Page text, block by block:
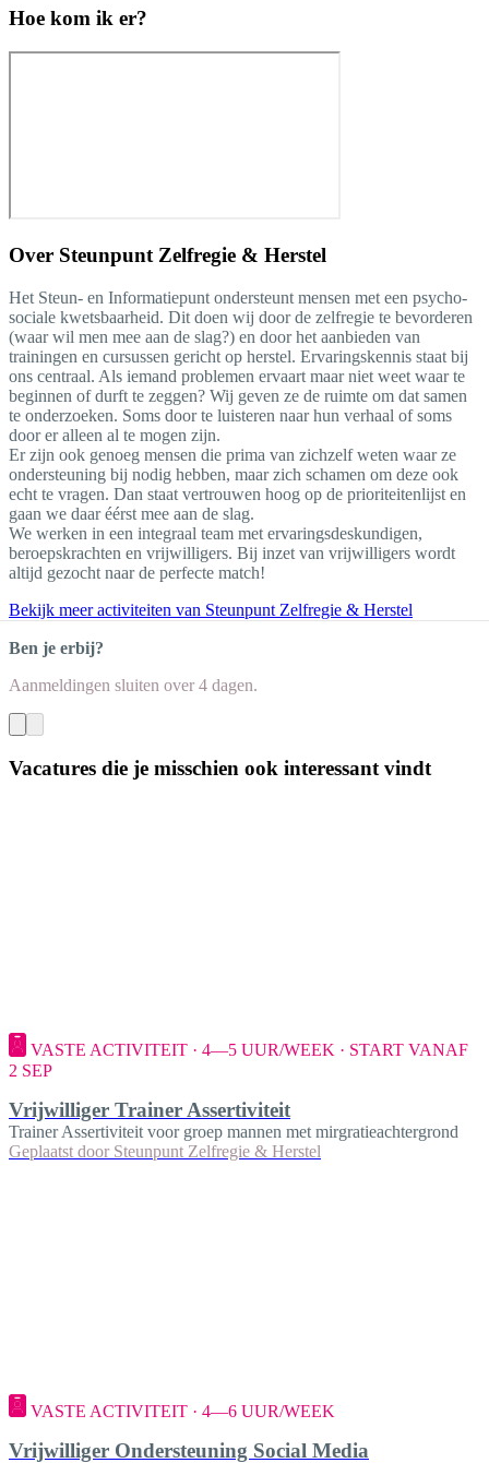
Hoe kom ik er?
Over Steunpunt Zelfregie & Herstel
Het Steun- en Informatiepunt ondersteunt mensen met een psycho-
sociale kwetsbaarheid. Dit doen wij door de zelfregie te bevorderen
(waar wil men mee aan de slag?) en door het aanbieden van
trainingen en cursussen gericht op herstel. Ervaringskennis staat bij
ons centraal. Als iemand problemen ervaart maar niet weet waar te
beginnen of durft te zeggen? Wij geven ze de ruimte om dat samen
te onderzoeken. Soms door te luisteren naar hun verhaal of soms
door er alleen al te mogen zijn.
Er zijn ook genoeg mensen die prima van zichzelf weten waar ze
ondersteuning bij nodig hebben, maar zich schamen om deze ook
echt te vragen. Dan staat vertrouwen hoog op de prioriteitenlijst en
gaan we daar éérst mee aan de slag.
We werken in een integraal team met ervaringsdeskundigen,
beroepskrachten en vrijwilligers. Bij inzet van vrijwilligers wordt
altijd gezocht naar de perfecte match!
Bekijk meer activiteiten van Steunpunt Zelfregie & Herstel
Ben je erbij?
Aanmeldingen sluiten over 4 dagen.
Vacatures die je misschien ook interessant vindt
VASTE ACTIVITEIT · 4—5 UUR/WEEK · START VANAF
2 SEP
Vrijwilliger Trainer Assertiviteit
Trainer Assertiviteit voor groep mannen met mirgratieachtergrond
Geplaatst door Steunpunt Zelfregie & Herstel
VASTE ACTIVITEIT · 4—6 UUR/WEEK
Vrijwilliger Ondersteuning Social Media